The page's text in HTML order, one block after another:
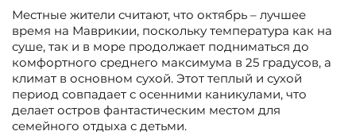
Местные жители считают, что октябрь – лучшее
время на Маврикии, поскольку температура как на
суше, так и в море продолжает подниматься до
комфортного среднего максимума в 25 градусов, а
климат в основном сухой. Этот теплый и сухой
период совпадает с осенними каникулами, что
делает остров фантастическим местом для
семейного отдыха с детьми.